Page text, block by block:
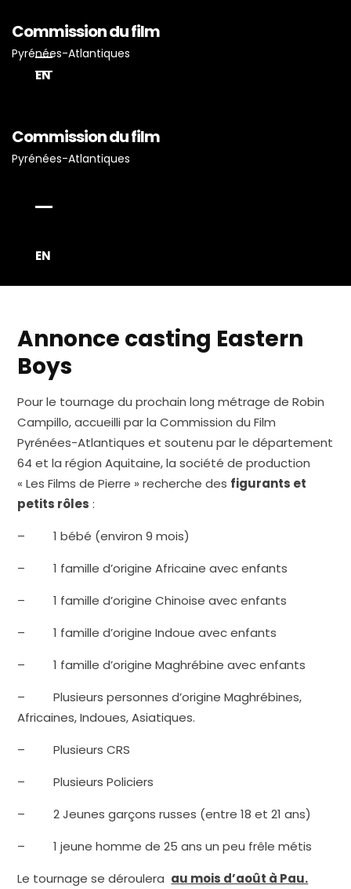
Commission du film
Pyrénées-Atlantiques
EN
Commission du film
Pyrénées-Atlantiques
EN
Accueil
Actualités
Annonce casting Eastern
Boys
Pour le tournage du prochain long métrage de Robin
Campillo, accueilli par la Commission du Film
Pyrénées-Atlantiques et soutenu par le département
64 et la région Aquitaine, la société de production
« Les Films de Pierre » recherche des figurants et
petits rôles :
– 1 bébé (environ 9 mois)
– 1 famille d’origine Africaine avec enfants
– 1 famille d’origine Chinoise avec enfants
– 1 famille d’origine Indoue avec enfants
– 1 famille d’origine Maghrébine avec enfants
– Plusieurs personnes d’origine Maghrébines,
Africaines, Indoues, Asiatiques.
– Plusieurs CRS
– Plusieurs Policiers
– 2 Jeunes garçons russes (entre 18 et 21 ans)
– 1 jeune homme de 25 ans un peu frêle métis
Le tournage se déroulera au mois d’août à Pau.